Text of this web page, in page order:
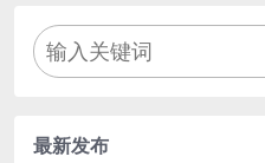
最新发布